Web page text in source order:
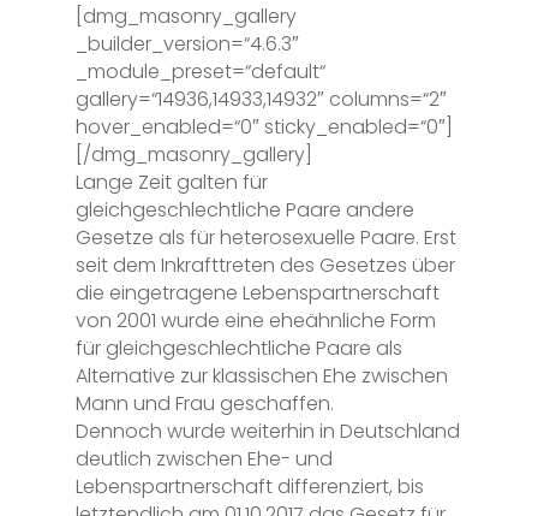
[dmg_masonry_gallery
_builder_version=“4.6.3″
_module_preset=“default“
gallery=“14936,14933,14932″ columns=“2″
hover_enabled=“0″ sticky_enabled=“0″]
[/dmg_masonry_gallery]
Lange Zeit galten für
gleichgeschlechtliche Paare andere
Gesetze als für heterosexuelle Paare. Erst
seit dem Inkrafttreten des Gesetzes über
die eingetragene Lebenspartnerschaft
von 2001 wurde eine eheähnliche Form
für gleichgeschlechtliche Paare als
Alternative zur klassischen Ehe zwischen
Mann und Frau geschaffen.
Dennoch wurde weiterhin in Deutschland
deutlich zwischen Ehe- und
Lebenspartnerschaft differenziert, bis